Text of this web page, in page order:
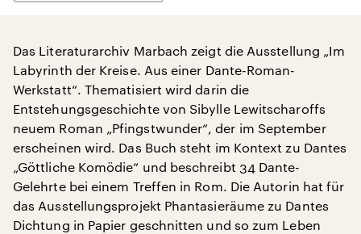
Das Literaturarchiv Marbach zeigt die Ausstellung „Im
Labyrinth der Kreise. Aus einer Dante-Roman-
Werkstatt“. Thematisiert wird darin die
Entstehungsgeschichte von Sibylle Lewitscharoffs
neuem Roman „Pfingstwunder“, der im September
erscheinen wird. Das Buch steht im Kontext zu Dantes
„Göttliche Komödie“ und beschreibt 34 Dante-
Gelehrte bei einem Treffen in Rom. Die Autorin hat für
das Ausstellungsprojekt Phantasieräume zu Dantes
Dichtung in Papier geschnitten und so zum Leben